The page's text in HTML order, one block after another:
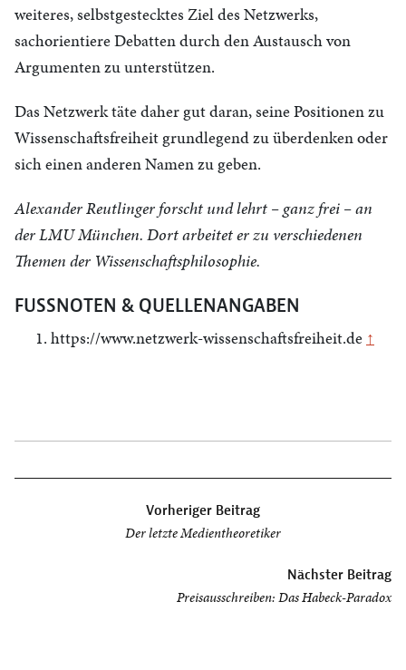
weiteres, selbstgestecktes Ziel des Netzwerks,
sachorientiere Debatten durch den Austausch von
Argumenten zu unterstützen.
Das Netzwerk täte daher gut daran, seine Positionen zu
Wissenschaftsfreiheit grundlegend zu überdenken oder
sich einen anderen Namen zu geben.
Alexander Reutlinger forscht und lehrt – ganz frei – an
der LMU München. Dort arbeitet er zu verschiedenen
Themen der Wissenschaftsphilosophie.
FUSSNOTEN & QUELLENANGABEN
https://www.netzwerk-wissenschaftsfreiheit.de ↑
Vorheriger Beitrag
Der letzte Medientheoretiker
Nächster Beitrag
Preisausschreiben: Das Habeck-Paradox